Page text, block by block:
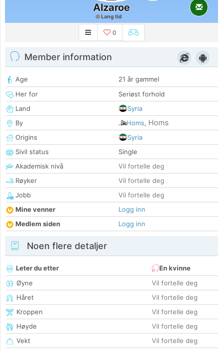
Alzaroe
Lang tid
0
Member information
Age
21 år gammel
Her for
Seriøst forhold
Land
Syria
By
Homs, Homs
Origins
Syria
Sivil status
Single
Akademisk nivå
Vil fortelle deg
Røyker
Vil fortelle deg
Jobb
Vil fortelle deg
Mine venner
Logg inn
Medlem siden
Logg inn
Noen flere detaljer
Leter du etter
En kvinne
Øyne
Vil fortelle deg
Håret
Vil fortelle deg
Kroppen
Vil fortelle deg
Høyde
Vil fortelle deg
Vekt
Vil fortelle deg